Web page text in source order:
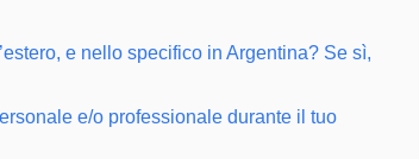
e nello specifico in Argentina? Se sì,
e/o professionale durante il tuo